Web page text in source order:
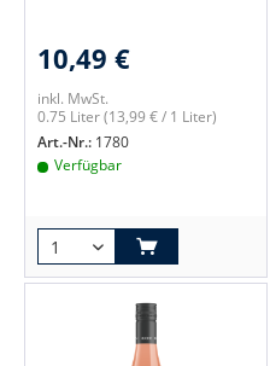
10,49 €
inkl. MwSt.
0.75 Liter(13,99 € / 1 Liter)
Art.-Nr.: 1780
Verfügbar